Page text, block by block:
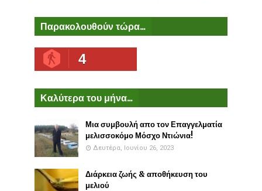
Παρακολουθούν τώρα...
4
Καλύτερα του μήνα...
Μια συμβουλή απο τον Επαγγελματία
μελισσοκόμο Μόσχο Ντιώνια!
Δευτέρα, Ιουνίου 26, 2023
Διάρκεια ζωής & αποθήκευση του
μελιού